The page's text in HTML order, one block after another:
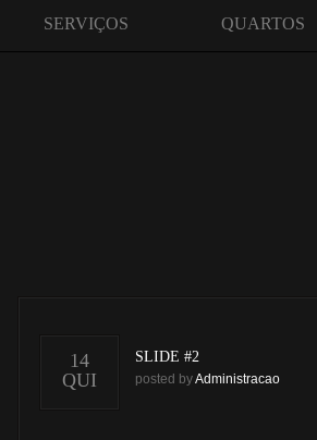
SERVIÇOS QUARTOS
14
QUI
SLIDE #2
posted byAdministracao